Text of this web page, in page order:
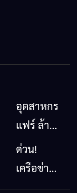
อุตสาหกรรม
แฟร์ ล้าน
นาตะวัน
ออก
ด่วน!
เครือข่าย
ลุ่มน้ำกก